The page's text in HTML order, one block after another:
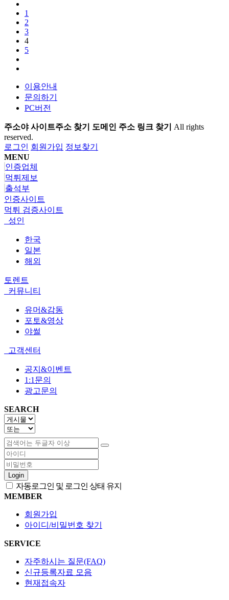
1
2
3
4
5
이용안내
문의하기
PC버전
주소야 사이트주소 찾기 도메인 주소 링크 찾기 All rights
reserved.
로그인 회원가입 정보찾기
MENU
인증업체
먹튀제보
출석부
인증사이트
먹튀 검증사이트
성인
한국
일본
해외
토렌트
커뮤니티
유머&감동
포토&영상
야썰
고객센터
공지&이벤트
1:1문의
광고문의
SEARCH
Login
자동로그인 및 로그인 상태 유지
MEMBER
회원가입
아이디/비밀번호 찾기
SERVICE
자주하시는 질문(FAQ)
신규등록자료 모음
현재접속자